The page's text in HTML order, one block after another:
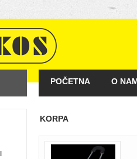
POČETNA O
KORPA